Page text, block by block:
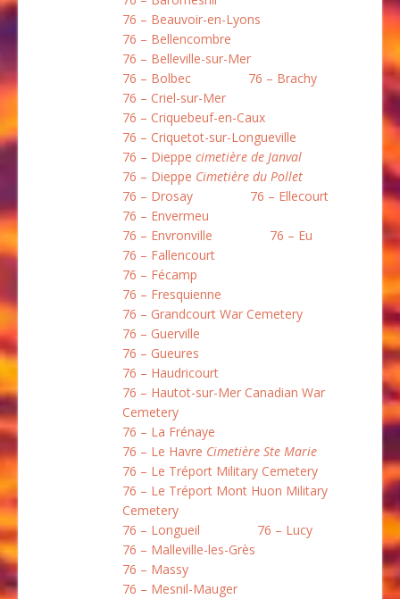
76 – Beauvoir-en-Lyons
76 – Bellencombre
76 – Belleville-sur-Mer
76 – Bolbec
76 – Brachy
76 – Criel-sur-Mer
76 – Criquebeuf-en-Caux
76 – Criquetot-sur-Longueville
76 – Dieppe cimetière de Janval
76 – Dieppe Cimetière du Pollet
76 – Drosay
76 – Ellecourt
76 – Envermeu
76 – Envronville
76 – Eu
76 – Fallencourt
76 – Fécamp
76 – Fresquienne
76 – Grandcourt War Cemetery
76 – Guerville
76 – Gueures
76 – Haudricourt
76 – Hautot-sur-Mer Canadian War
Cemetery
76 – La Frénaye
76 – Le Havre Cimetière Ste Marie
76 – Le Tréport Military Cemetery
76 – Le Tréport Mont Huon Military
Cemetery
76 – Longueil
76 – Lucy
76 – Malleville-les-Grès
76 – Massy
76 – Mesnil-Mauger